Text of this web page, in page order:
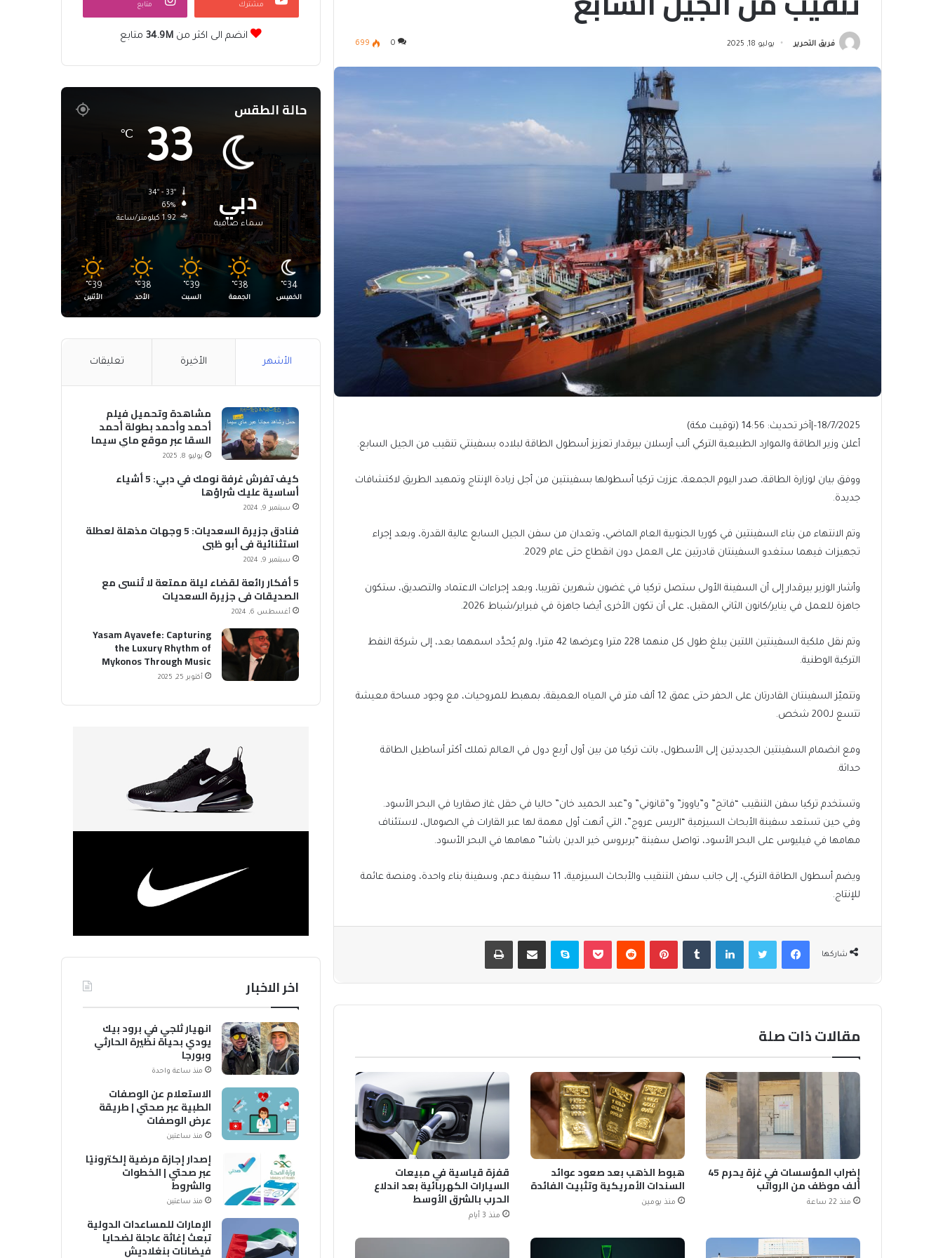
فريق التحرير يوليو 18, 2025 0
699
18/7/2025
– آخر تحديث: 14:56 (توقيت مكة)
أعلن وزير الطاقة والموارد الطبيعية التركي ألب أرسلان بيرقدار تعزيز أسطول الطاقة لبلاده بسفينتي تنقيب من الجيل السابع.
ووفق بيان لوزارة الطاقة، صدر اليوم الجمعة، عززت تركيا أسطولها بسفينتين من أجل زيادة الإنتاج وتمهيد الطريق لاكتشافات
جديدة.
وتم الانتهاء من بناء السفينتين في كوريا الجنوبية العام الماضي، وتعدان من سفن الجيل السابع عالية القدرة، وبعد إجراء
تجهيزات فيهما ستغدو السفينتان قادرتين على العمل دون انقطاع حتى عام 2029.
وأشار الوزير بيرقدار إلى أن السفينة الأولى ستصل تركيا في غضون شهرين تقريبا، وبعد إجراءات الاعتماد والتصديق، ستكون
جاهزة للعمل في يناير/كانون الثاني المقبل، على أن تكون الأخرى أيضا جاهزة في فبراير/شباط 2026.
وتم نقل ملكية السفينتين اللتين يبلغ طول كل منهما 228 مترا وعرضها 42 مترا، ولم يُحدَّد اسمهما بعد، إلى شركة النفط
التركية الوطنية.
وتتميّز السفينتان القادرتان على الحفر حتى عمق 12 ألف متر في المياه العميقة، بمهبط للمروحيات، مع وجود مساحة معيشة
تتسع لـ200 شخص.
ومع انضمام السفينتين الجديدتين إلى الأسطول، باتت تركيا من بين أول أربع دول في العالم تملك أكثر أساطيل الطاقة
حداثة.
وتستخدم تركيا سفن التنقيب “فاتح” و”ياووز” و”قانوني” و”عبد الحميد خان” حاليا في حقل غاز صقاريا في البحر الأسود.
وفي حين تستعد سفينة الأبحاث السيزمية “الريس عروج”، التي أنهت أول مهمة لها عبر القارات في الصومال، لاستئناف
مهامها في فيليوس على البحر الأسود، تواصل سفينة “بربروس خير الدين باشا” مهامها في البحر الأسود.
ويضم أسطول الطاقة التركي، إلى جانب سفن التنقيب والأبحاث السيزمية، 11 سفينة دعم، وسفينة بناء واحدة، ومنصة عائمة
للإنتاج.
شاركها
فيسبوكتويتر لينكدإن بينتيريست بوكيت سكايب مشاركة عبر البريد طباعة
مقالات ذات صلة
إضراب المؤسسات في غزة يحرم 45
ألف موظف من الرواتب
منذ 22 ساعة
هبوط الذهب بعد صعود عوائد
السندات الأمريكية وتثبيت الفائدة
منذ يومين
قفزة قياسية في مبيعات
السيارات الكهربائية بعد اندلاع
الحرب بالشرق الأوسط
منذ 3 أيام
مشترك متابع
انضم الى اكثر من34.9M متابع
حالة الطقس
دبي
سماء صافية
33
℃
65%
1.92 كيلومتر/ساعة
34
℃
الخميس
38
℃
الجمعة
39
℃
السبت
38
℃
الأحد
39
℃
الأثنين
الأشهر الأخيرة تعليقات
مشاهدة وتحميل فيلم
أحمد وأحمد بطولة أحمد
السقا عبر موقع ماي سيما
MyCima (وي سيما WeCima)
يوليو 8, 2025
كيف تفرش غرفة نومك في دبي: 5 أشياء
أساسية عليك شراؤها
سبتمبر 9, 2024
فنادق جزيرة السعديات: 5 وجهات مذهلة لعطلة
استثنائية في أبو ظبي
سبتمبر 9, 2024
5 أفكار رائعة لقضاء ليلة ممتعة لا تُنسى مع
الصديقات في جزيرة السعديات
أغسطس 6, 2024
Yasam Ayavefe: Capturing
the Luxury Rhythm of
Mykonos Through Music
أكتوبر 25, 2025
اخر الاخبار
انهيار ثلجي في برود بيك
يودي بحياة نظيرة الحارثي
وبورجا
منذ ساعة واحدة
الاستعلام عن الوصفات
الطبية عبر صحتي | طريقة
عرض الوصفات
منذ ساعتين
إصدار إجازة مرضية إلكترونيًا
عبر صحتي | الخطوات
والشروط
منذ ساعتين
الإمارات للمساعدات الدولية
تبعث إغاثة عاجلة لضحايا
فيضانات بنغلاديش